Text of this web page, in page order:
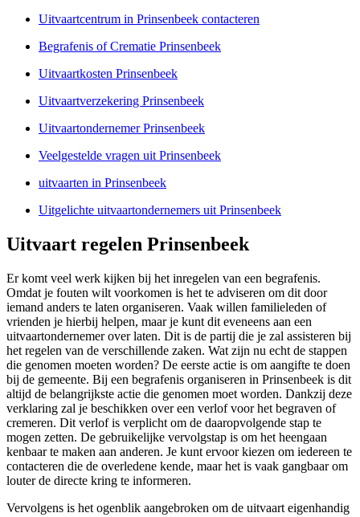
Uitvaartcentrum in Prinsenbeek contacteren
Begrafenis of Crematie Prinsenbeek
Uitvaartkosten Prinsenbeek
Uitvaartverzekering Prinsenbeek
Uitvaartondernemer Prinsenbeek
Veelgestelde vragen uit Prinsenbeek
uitvaarten in Prinsenbeek
Uitgelichte uitvaartondernemers uit Prinsenbeek
Uitvaart regelen Prinsenbeek
Er komt veel werk kijken bij het inregelen van een begrafenis.
Omdat je fouten wilt voorkomen is het te adviseren om dit door
iemand anders te laten organiseren. Vaak willen familieleden of
vrienden je hierbij helpen, maar je kunt dit eveneens aan een
uitvaartondernemer over laten. Dit is de partij die je zal assisteren bij
het regelen van de verschillende zaken. Wat zijn nu echt de stappen
die genomen moeten worden? De eerste actie is om aangifte te doen
bij de gemeente. Bij een begrafenis organiseren in Prinsenbeek is dit
altijd de belangrijkste actie die genomen moet worden. Dankzij deze
verklaring zal je beschikken over een verlof voor het begraven of
cremeren. Dit verlof is verplicht om de daaropvolgende stap te
mogen zetten. De gebruikelijke vervolgstap is om het heengaan
kenbaar te maken aan anderen. Je kunt ervoor kiezen om iedereen te
contacteren die de overledene kende, maar het is vaak gangbaar om
louter de directe kring te informeren.
Vervolgens is het ogenblik aangebroken om de uitvaart eigenhandig